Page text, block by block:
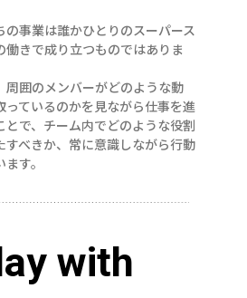
の事業は誰かひとりのスーパース
働きで成り立つものではありま
周囲のメンバーがどのような動
っているのかを見ながら仕事を進
とで、チーム内でどのような役割
すべきか、常に意識しながら行動
す。
with